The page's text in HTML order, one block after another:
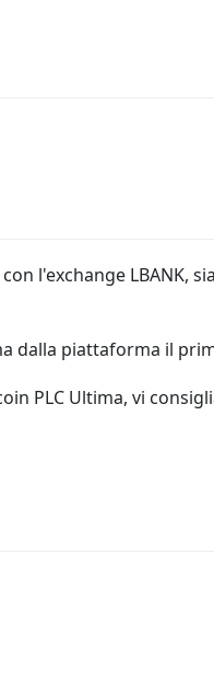
l'exchange LBANK,
dalla piattaforma il
PLC Ultima, vi